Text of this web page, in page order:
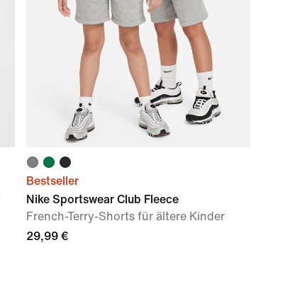
Bestseller
Nike Sportswear Club Fleece
French-Terry-Shorts für ältere Kinder
29,99 €